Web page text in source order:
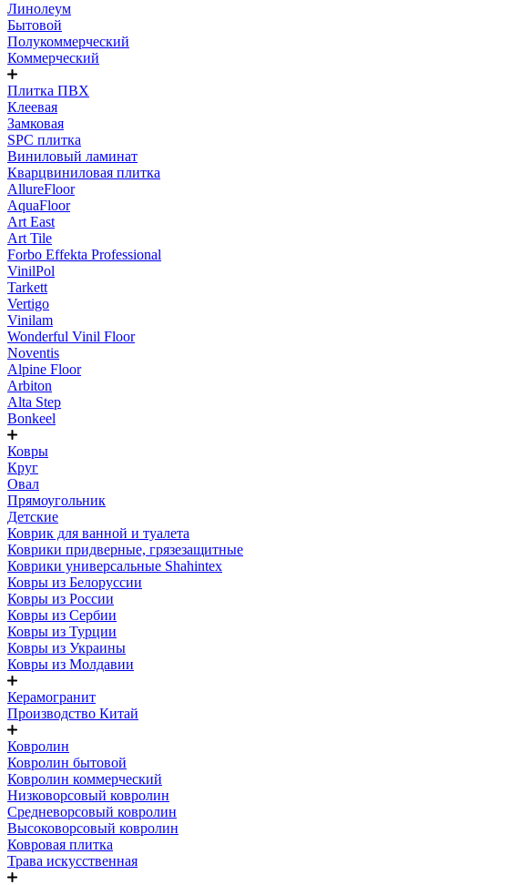
Линолеум
Бытовой
Полукоммерческий
Коммерческий
Плитка ПВХ
Клеевая
Замковая
SPC плитка
Виниловый ламинат
Кварцвиниловая плитка
AllureFloor
AquaFloor
Art East
Art Tile
Forbo Effekta Professional
VinilPol
Tarkett
Vertigo
Vinilam
Wonderful Vinil Floor
Noventis
Alpine Floor
Arbiton
Alta Step
Bonkeel
Ковры
Круг
Овал
Прямоугольник
Детские
Коврик для ванной и туалета
Коврики придверные, грязезащитные
Коврики универсальные Shahintex
Ковры из Белоруссии
Ковры из России
Ковры из Сербии
Ковры из Турции
Ковры из Украины
Ковры из Молдавии
Керамогранит
Производство Китай
Ковролин
Ковролин бытовой
Ковролин коммерческий
Низковорсовый ковролин
Средневорсовый ковролин
Высоковорсовый ковролин
Ковровая плитка
Трава искусственная